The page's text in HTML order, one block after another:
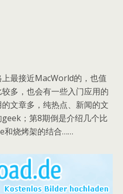
最接近MacWorld的，也值
多，也会有一些入门应用的
文章多，纯热点、新闻的文
；第8期倒是介绍几个比
和烧烤架的结合……